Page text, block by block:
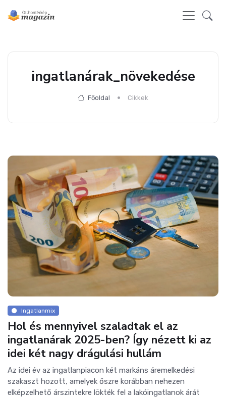
ingatlanárak_növekedése
Főoldal Cikkek
Ingatlanmix
Hol és mennyivel szaladtak el az
ingatlanárak 2025-ben? Így nézett ki az
idei két nagy drágulási hullám
Az idei év az ingatlanpiacon két markáns áremelkedési
szakaszt hozott, amelyek őszre korábban nehezen
elképzelhető árszintekre lökték fel a lakóingatlanok árát